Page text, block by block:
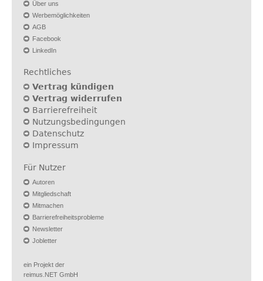
Über uns
Werbemöglichkeiten
AGB
Facebook
LinkedIn
Rechtliches
Vertrag kündigen
Vertrag widerrufen
Barrierefreiheit
Nutzungsbedingungen
Datenschutz
Impressum
Für Nutzer
Autoren
Mitgliedschaft
Mitmachen
Barrierefreiheitsprobleme
Newsletter
Jobletter
ein Projekt der
reimus.NET GmbH